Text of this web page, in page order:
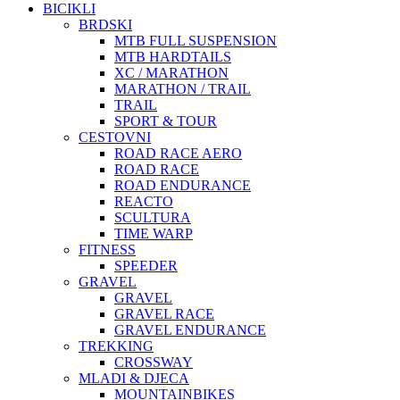
BICIKLI
BRDSKI
MTB FULL SUSPENSION
MTB HARDTAILS
XC / MARATHON
MARATHON / TRAIL
TRAIL
SPORT & TOUR
CESTOVNI
ROAD RACE AERO
ROAD RACE
ROAD ENDURANCE
REACTO
SCULTURA
TIME WARP
FITNESS
SPEEDER
GRAVEL
GRAVEL
GRAVEL RACE
GRAVEL ENDURANCE
TREKKING
CROSSWAY
MLADI & DJECA
MOUNTAINBIKES